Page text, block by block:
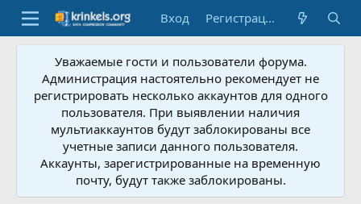
Вход Регистрация
Уважаемые гости и пользователи форума.
Администрация настоятельно рекомендует не
регистрировать несколько аккаунтов для одного
пользователя. При выявлении наличия
мультиаккаунтов будут заблокированы все
учетные записи данного пользователя.
Аккаунты, зарегистрированные на временную
почту, будут также заблокированы.